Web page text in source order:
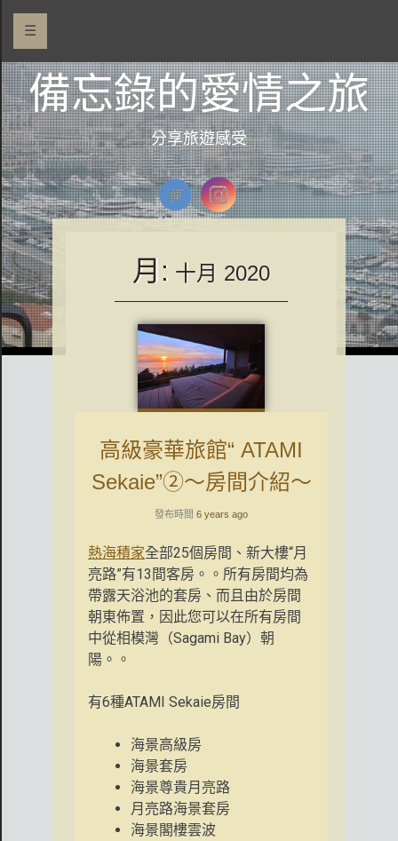
☰
備忘錄的愛情之旅
分享旅遊感受
月: 十月 2020
高級豪華旅館“ ATAMI
Sekaie”②〜房間介紹〜
發布時間 6 years ago
熱海積家全部25個房間、新大樓“月
亮路”有13間客房。。所有房間均為
帶露天浴池的套房、而且由於房間
朝東佈置，因此您可以在所有房間
中從相模灣（Sagami Bay）朝
陽。。
有6種ATAMI Sekaie房間
海景高級房
海景套房
海景尊貴月亮路
月亮路海景套房
海景閣樓雲波